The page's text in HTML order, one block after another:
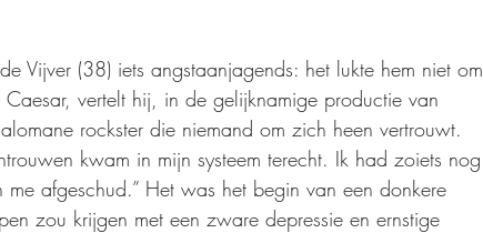
Vijver (38) iets angstaanjagends: het lukte hem niet om
vertelt hij, in de gelijknamige productie van
rockster die niemand om zich heen vertrouwt.
kwam in mijn systeem terecht. Ik had zoiets nog
afgeschud.” Het was het begin van een donkere
zou krijgen met een zware depressie en ernstige